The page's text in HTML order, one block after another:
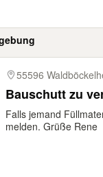
55596
Bauschutt zu
Falls jemand
melden. Grüße Rene